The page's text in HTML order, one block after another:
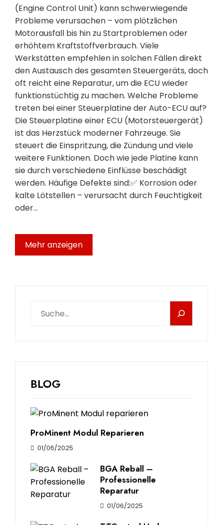
(Engine Control Unit) kann schwerwiegende
Probleme verursachen – vom plötzlichen
Motorausfall bis hin zu Startproblemen oder
erhöhtem Kraftstoffverbrauch. Viele
Werkstätten empfehlen in solchen Fällen direkt
den Austausch des gesamten Steuergeräts, doch
oft reicht eine Reparatur, um die ECU wieder
funktionstüchtig zu machen. Welche Probleme
treten bei einer Steuerplatine der Auto-ECU auf?
Die Steuerplatine einer ECU (Motorsteuergerät)
ist das Herzstück moderner Fahrzeuge. Sie
steuert die Einspritzung, die Zündung und viele
weitere Funktionen. Doch wie jede Platine kann
sie durch verschiedene Einflüsse beschädigt
werden. Häufige Defekte sind:✅ Korrosion oder
kalte Lötstellen – verursacht durch Feuchtigkeit
oder…
Mehr anzeigen
BLOG
ProMinent Modul Reparieren
01/06/2025
BGA Reball –
Professionelle
Reparatur
01/06/2025